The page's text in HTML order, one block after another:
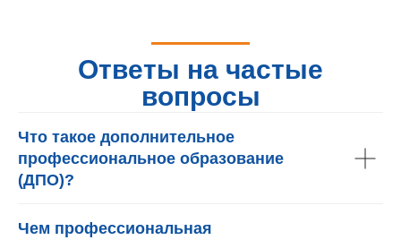
Ответы на частые
вопросы
Что такое дополнительное
профессиональное образование
(ДПО)?
Чем профессиональная